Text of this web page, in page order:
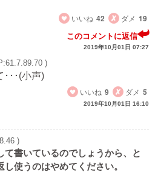
いいね 42 ダメ 19
このコメントに返信
2019年10月01日 07:27
)
･･･(小声)
いいね 9 ダメ 5
2019年10月01日 16:10
)
て書いているのでしょうから、と
使うのはやめてください。